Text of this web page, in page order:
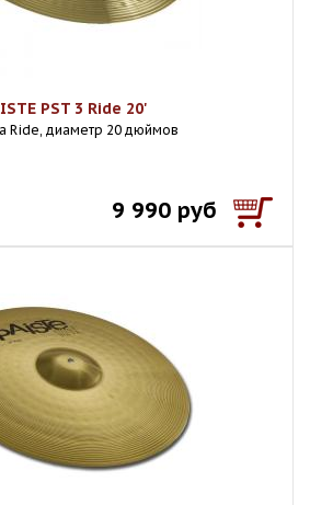
PST 3 Ride 20'
Ride, диаметр 20 дюймов
9 990 руб